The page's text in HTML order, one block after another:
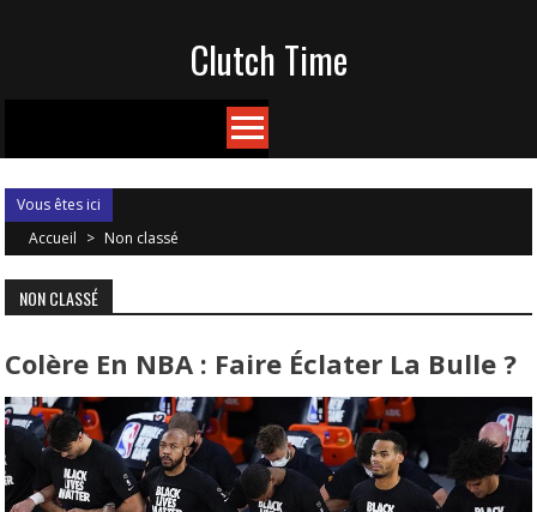
Clutch Time
Vous êtes ici
Accueil > Non classé
NON CLASSÉ
Colère En NBA : Faire Éclater La Bulle ?